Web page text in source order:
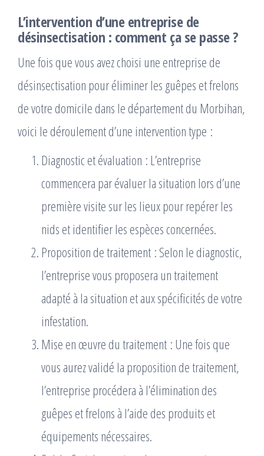
L’intervention d’une entreprise de
désinsectisation : comment ça se passe ?
Une fois que vous avez choisi une entreprise de
désinsectisation pour éliminer les guêpes et frelons
de votre domicile dans le département du Morbihan,
voici le déroulement d’une intervention type :
Diagnostic et évaluation : L’entreprise
commencera par évaluer la situation lors d’une
première visite sur les lieux pour repérer les
nids et identifier les espèces concernées.
Proposition de traitement : Selon le diagnostic,
l’entreprise vous proposera un traitement
adapté à la situation et aux spécificités de votre
infestation.
Mise en œuvre du traitement : Une fois que
vous aurez validé la proposition de traitement,
l’entreprise procédera à l’élimination des
guêpes et frelons à l’aide des produits et
équipements nécessaires.